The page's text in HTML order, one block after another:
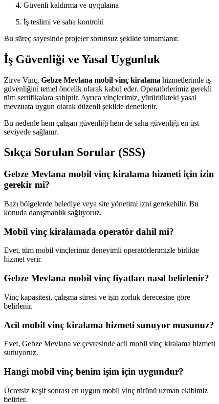
Güvenli kaldırma ve uygulama
İş teslimi ve saha kontrolü
Bu süreç sayesinde projeler sorunsuz şekilde tamamlanır.
İş Güvenliği ve Yasal Uygunluk
Zirve Vinç, Gebze Mevlana mobil vinç kiralama hizmetlerinde iş
güvenliğini temel öncelik olarak kabul eder. Operatörlerimiz gerekli
tüm sertifikalara sahiptir. Ayrıca vinçlerimiz, yürürlükteki yasal
mevzuata uygun olarak düzenli şekilde denetlenir.
Bu nedenle hem çalışan güvenliği hem de saha güvenliği en üst
seviyede sağlanır.
Sıkça Sorulan Sorular (SSS)
Gebze Mevlana mobil vinç kiralama hizmeti için izin
gerekir mi?
Bazı bölgelerde belediye veya site yönetimi izni gerekebilir. Bu
konuda danışmanlık sağlıyoruz.
Mobil vinç kiralamada operatör dahil mi?
Evet, tüm mobil vinçlerimiz deneyimli operatörlerimizle birlikte
hizmet verir.
Gebze Mevlana mobil vinç fiyatları nasıl belirlenir?
Vinç kapasitesi, çalışma süresi ve işin zorluk derecesine göre
belirlenir.
Acil mobil vinç kiralama hizmeti sunuyor musunuz?
Evet, Gebze Mevlana ve çevresinde acil mobil vinç kiralama hizmeti
sunuyoruz.
Hangi mobil vinç benim işim için uygundur?
Ücretsiz keşif sonrası en uygun mobil vinç türünü uzman ekibimiz
belirler.